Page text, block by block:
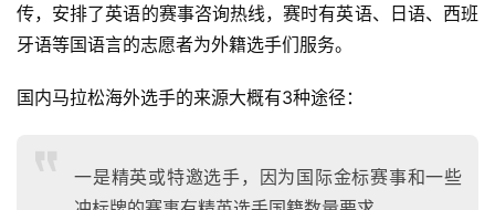
传，安排了英语的赛事咨询热线，赛时有英语、日语、西班
牙语等国语言的志愿者为外籍选手们服务。
国内马拉松海外选手的来源大概有3种途径：
一是精英或特邀选手，因为国际金标赛事和一些